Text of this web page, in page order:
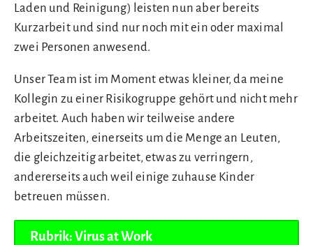
Laden und Reinigung) leisten nun aber bereits
Kurzarbeit und sind nur noch mit ein oder maximal
zwei Personen anwesend.
Unser Team ist im Moment etwas kleiner, da meine
Kollegin zu einer Risikogruppe gehört und nicht mehr
arbeitet. Auch haben wir teilweise andere
Arbeitszeiten, einerseits um die Menge an Leuten,
die gleichzeitig arbeitet, etwas zu verringern,
andererseits auch weil einige zuhause Kinder
betreuen müssen.
Rubrik: Virus at Work